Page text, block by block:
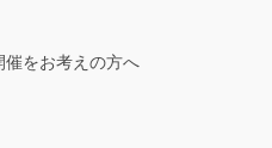
催をお考えの方へ